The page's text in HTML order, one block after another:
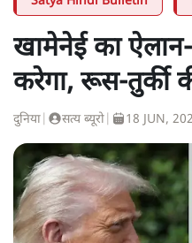
खामेनेई का ऐलान-
करेगा, रूस-तुर्की
दुनिया सत्य ब्यूरो 18 JUN,